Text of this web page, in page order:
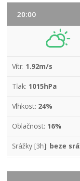
20:00
Vítr: 1.92m/s
Tlak: 1015hPa
Vlhkost: 24%
Oblačnost: 16%
Srážky [3h]: beze